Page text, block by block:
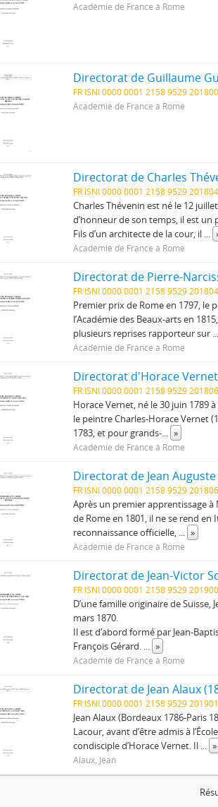
Académie de France à Rome
Directorat de Guillaume
FR ISNI 0000 0001 2158 9529
Académie de France à Rome
Directorat de Charles
FR ISNI 0000 0001 2158 9529
Charles Thévenin est né le 12
d’honneur de son temps, il est un
Fils d’un architecte de la cour, il ...
Académie de France à Rome
Directorat de Pierre-
FR ISNI 0000 0001 2158 9529
Premier prix de Rome en 1797, le
l’Académie des Beaux-arts en
plusieurs reprises rapporteur sur ...
Académie de France à Rome
Directorat d'Horace Vernet
FR ISNI 0000 0001 2158 9529
Horace Vernet, né le 30 juin 1789
le peintre Charles-Horace Vernet
1783, et pour grands-... »
Académie de France à Rome
Directorat de Jean
FR ISNI 0000 0001 2158 9529
Après un premier apprentissage à
de Rome en 1801, il ne se rend en
reconnaissance officielle, ... »
Académie de France à Rome
Directorat de Jean-Victor
FR ISNI 0000 0001 2158 9529
D’une famille originaire de Suisse,
mars 1870.
Il est d’abord formé par Jean-
François Gérard. ... »
Académie de France à Rome
Directorat de Jean Alaux
FR ISNI 0000 0001 2158 9529
Jean Alaux (Bordeaux 1786-Paris
Lacour, avant d’être admis à
condisciple d’Horace Vernet. Il ... »
Alaux, Jean